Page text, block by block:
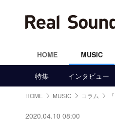
HOME MUSIC
特集 インタビュー
HOME MUSIC コラム
2020.04.10 08:00